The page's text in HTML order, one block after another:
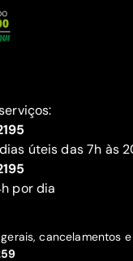
úteis das 7h às
por dia
cancelamentos